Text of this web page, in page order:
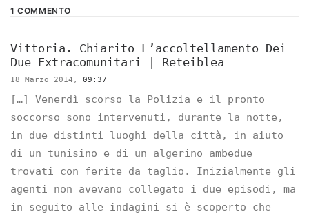
1 COMMENTO
Vittoria. Chiarito L’accoltellamento Dei
Due Extracomunitari | Reteiblea
18 Marzo 2014, 09:37
[…] Venerdì scorso la Polizia e il pronto
soccorso sono intervenuti, durante la notte,
in due distinti luoghi della città, in aiuto
di un tunisino e di un algerino ambedue
trovati con ferite da taglio. Inizialmente gli
agenti non avevano collegato i due episodi, ma
in seguito alle indagini si è scoperto che